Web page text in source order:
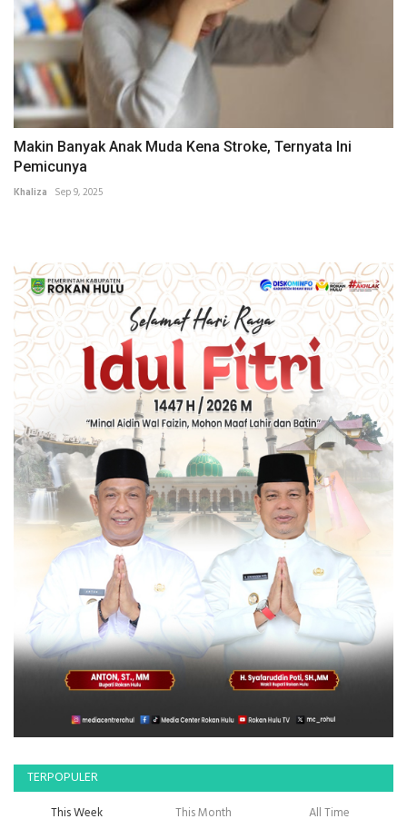
Makin Banyak Anak Muda Kena Stroke, Ternyata Ini
Pemicunya
Khaliza Sep 9, 2025
TERPOPULER
This Week This Month All Time